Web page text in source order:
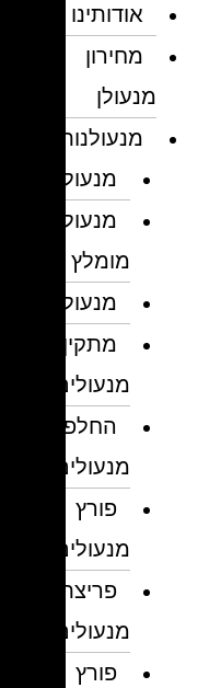
אודותינו
מחירון
מנעולן
מנעולנות
מנעולן
מנעולן
מומלץ
מנעולנים
מתקין
מנעולים
החלפת
מנעולים
פורץ
מנעולים
פריצת
מנעולים
פורץ